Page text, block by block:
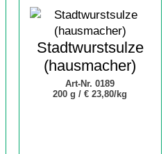
Stadtwurstsulze
(hausmacher)
Art-Nr. 0189
200 g /€ 23,80/kg